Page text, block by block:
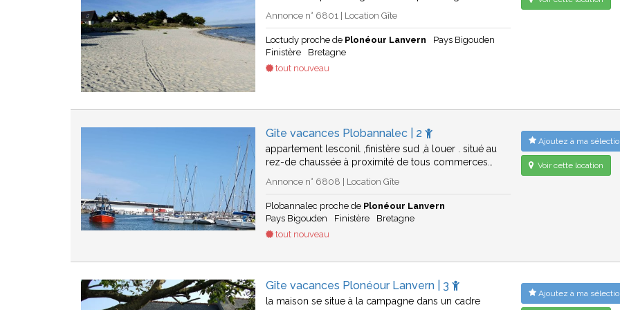
Annonce n° 6801 | Location Gîte
Loctudy proche de Plonéour Lanvern
Pays Bigouden
Finistère
Bretagne
tout nouveau
Gîte vacances Plobannalec | 2
appartement lesconil ,finistère sud ,à louer . situé au
rez-de chaussée à proximité de tous commerces…
Annonce n° 6808 | Location Gîte
Plobannalec proche de Plonéour Lanvern
Pays Bigouden
Finistère
Bretagne
tout nouveau
Ajoutez à ma
Voir cette location
Gîte vacances Plonéour Lanvern | 3
la maison se situe à la campagne dans un cadre
Ajoutez à ma